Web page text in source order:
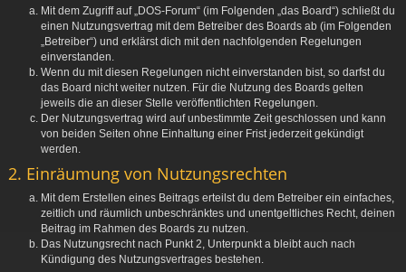
Mit dem Zugriff auf „DOS-Forum“ (im Folgenden „das Board“) schließt du
einen Nutzungsvertrag mit dem Betreiber des Boards ab (im Folgenden
„Betreiber“) und erklärst dich mit den nachfolgenden Regelungen
einverstanden.
Wenn du mit diesen Regelungen nicht einverstanden bist, so darfst du
das Board nicht weiter nutzen. Für die Nutzung des Boards gelten
jeweils die an dieser Stelle veröffentlichten Regelungen.
Der Nutzungsvertrag wird auf unbestimmte Zeit geschlossen und kann
von beiden Seiten ohne Einhaltung einer Frist jederzeit gekündigt
werden.
2. Einräumung von Nutzungsrechten
Mit dem Erstellen eines Beitrags erteilst du dem Betreiber ein einfaches,
zeitlich und räumlich unbeschränktes und unentgeltliches Recht, deinen
Beitrag im Rahmen des Boards zu nutzen.
Das Nutzungsrecht nach Punkt 2, Unterpunkt a bleibt auch nach
Kündigung des Nutzungsvertrages bestehen.